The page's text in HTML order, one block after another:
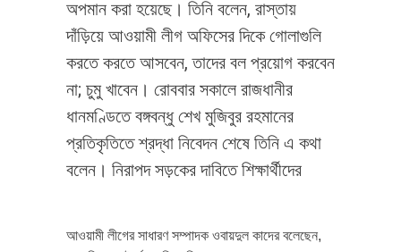
অপমান করা হয়েছে। তিনি বলেন, রাস্তায়
দাঁড়িয়ে আওয়ামী লীগ অফিসের দিকে গোলাগুলি
করতে করতে আসবেন, তাদের বল প্রয়োগ করবেন
না; চুমু খাবেন। রোববার সকালে রাজধানীর
ধানমণ্ডিতে বঙ্গবন্ধু শেখ মুজিবুর রহমানের
প্রতিকৃতিতে শ্রদ্ধা নিবেদন শেষে তিনি এ কথা
বলেন। নিরাপদ সড়কের দাবিতে শিক্ষার্থীদের
আওয়ামী লীগের সাধারণ সম্পাদক ওবায়দুল কাদের বলেছেন,